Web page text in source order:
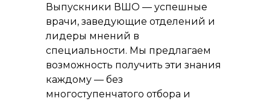
Выпускники ВШО — успешные
врачи, заведующие отделений и
лидеры мнений в
специальности. Мы предлагаем
возможность получить эти знания
каждому — без
многоступенчатого отбора и